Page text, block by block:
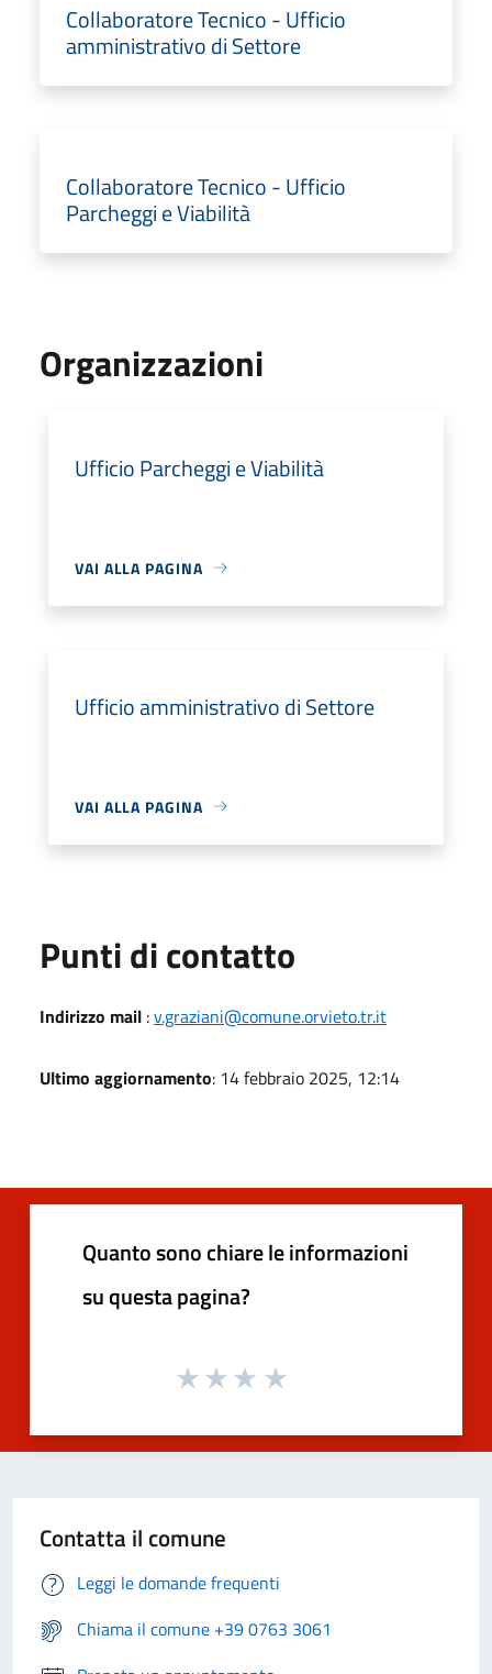
Collaboratore Tecnico - Ufficio
amministrativo di Settore
Collaboratore Tecnico - Ufficio
Parcheggi e Viabilità
Organizzazioni
Ufficio Parcheggi e Viabilità
VAI ALLA PAGINA
Ufficio amministrativo di Settore
VAI ALLA PAGINA
Punti di contatto
Indirizzo mail :v.graziani@comune.orvieto.tr.it
Ultimo aggiornamento: 14 febbraio 2025, 12:14
Quanto sono chiare le informazioni
su questa pagina?
Contatta il comune
Leggi le domande frequenti
Chiama il comune +39 0763 3061